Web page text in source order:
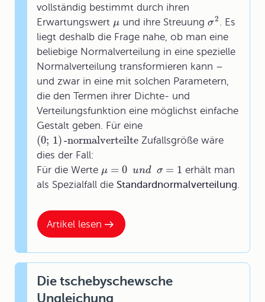
Artikel lesen
vollständig bestimmt durch ihren
Erwartungswert μ und ihre Streuungσ2 . Es
liegt deshalb die Frage nahe, ob man eine
beliebige Normalverteilung in eine spezielle
Normalverteilung transformieren kann –
und zwar in eine mit solchen Parametern,
die den Termen ihrer Dichte- und
Verteilungsfunktion eine möglichst einfache
Gestalt geben. Für eine
(0; 1)-normalverteilte Zufallsgröße wäre
dies der Fall:
Für die Werte μ = 0 und σ = 1 erhält man
als Spezialfall die Standardnormalverteilung.
Die tschebyschewsche
Ungleichung